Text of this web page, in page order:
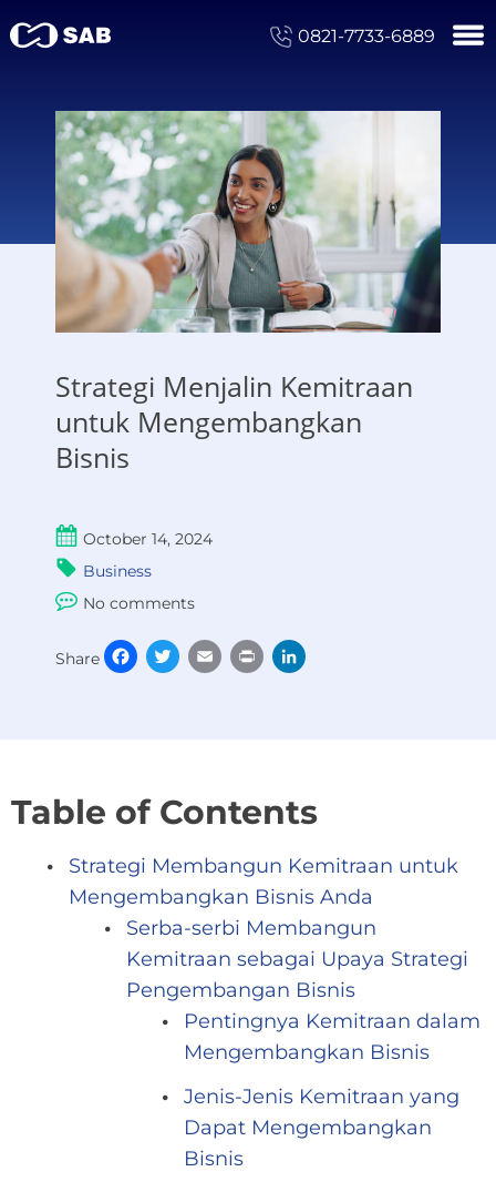
0821-7733-6889
Strategi Menjalin Kemitraan
untuk Mengembangkan
Bisnis
October 14, 2024
Business
No comments
Share Facebook
TwitterEmail Print
Table of Contents
Strategi Membangun Kemitraan untuk
Mengembangkan Bisnis Anda
Serba-serbi Membangun
Kemitraan sebagai Upaya Strategi
Pengembangan Bisnis
Pentingnya Kemitraan dalam
Mengembangkan Bisnis
Jenis-Jenis Kemitraan yang
Dapat Mengembangkan
Bisnis